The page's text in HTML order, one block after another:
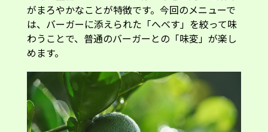
がまろやかなことが特徴です。今回のメニューで
は、バーガーに添えられた「へべす」を絞って味
わうことで、普通のバーガーとの「味変」が楽し
めます。